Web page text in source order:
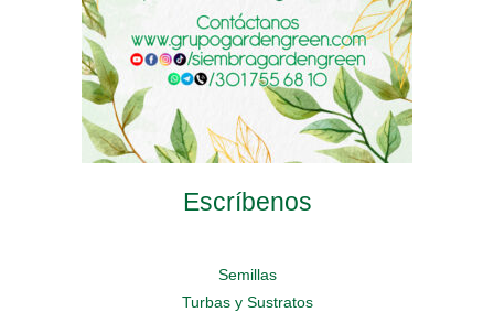
product
page
page
product
page
Escríbenos
Semillas
Turbas y Sustratos